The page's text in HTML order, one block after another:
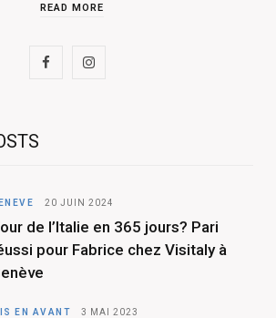
READ MORE
b
o
I
a
g
20 JUIN 2024
de l’Italie en 365 jours? Pari
pour Fabrice chez Visitaly à
EN AVANT 3 MAI 2023